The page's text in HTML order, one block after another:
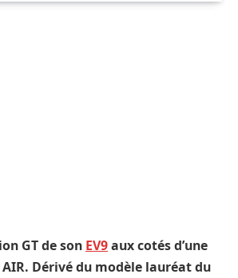
GT de son EV9aux cotés d’une
Dérivé du modèle lauréat du